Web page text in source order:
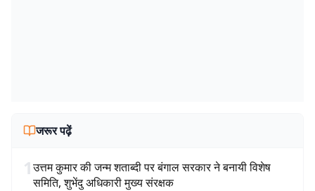
जरूर पढ़ें
1उत्तम कुमार की जन्म शताब्दी पर बंगाल सरकार ने बनायी विशेष
समिति, शुभेंदु अधिकारी मुख्य संरक्षक